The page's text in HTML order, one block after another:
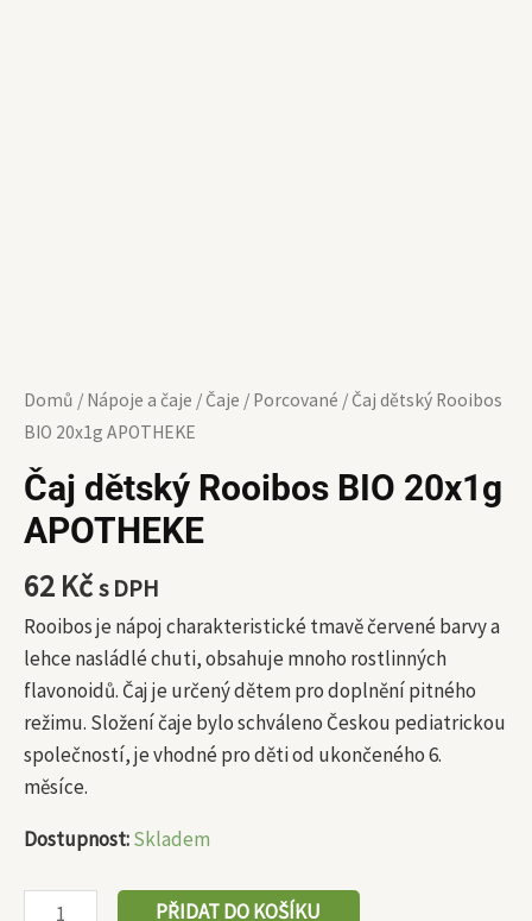
Domů / Nápoje a čaje / Čaje / Porcované / Čaj dětský Rooibos
BIO 20x1g APOTHEKE
Čaj dětský Rooibos BIO 20x1g
APOTHEKE
62 Kčs DPH
Rooibos je nápoj charakteristické tmavě červené barvy a
lehce nasládlé chuti, obsahuje mnoho rostlinných
flavonoidů. Čaj je určený dětem pro doplnění pitného
režimu. Složení čaje bylo schváleno Českou pediatrickou
společností, je vhodné pro děti od ukončeného 6.
měsíce.
Dostupnost:Skladem
PŘIDAT DO KOŠÍKU